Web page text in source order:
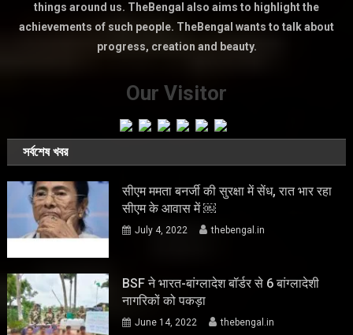
things around us. TheBengal also aims to highlight the
achievements of such people. TheBengal wants to talk about
progress, creation and beauty.
Our Visitor
সর্বশেষ খবর
सीएम ममता बनर्जी की सुरक्षा में सेंध, रात भार रहा
सीएम के आवास में ￼
July 4, 2022 thebengal.in
BSF ने भारत-बांग्लादेश बॉर्डर से 6 बांग्लादेशी
नागरिकों को पकड़ा
June 14, 2022 thebengal.in